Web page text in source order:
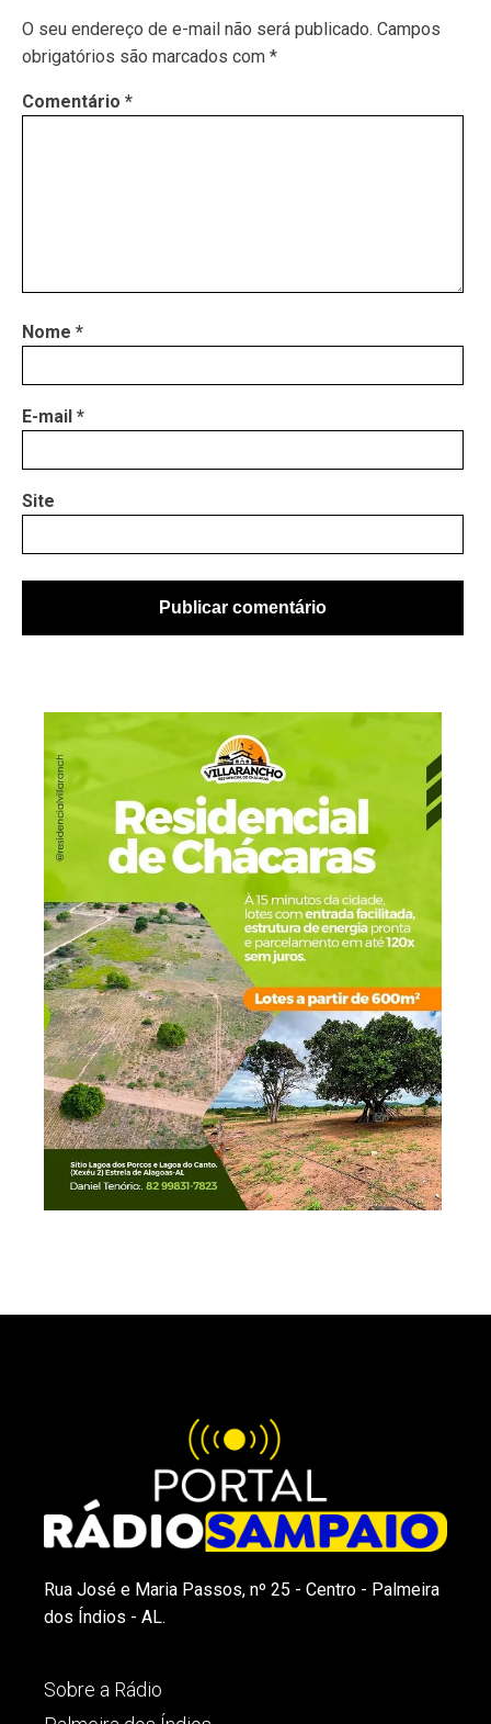
O seu endereço de e-mail não será publicado. Campos
obrigatórios são marcados com *
Comentário *
Nome *
E-mail *
Site
Rua José e Maria Passos, nº 25 - Centro - Palmeira
dos Índios - AL.
Sobre a Rádio